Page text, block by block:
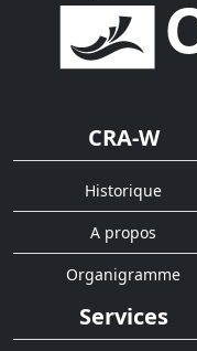
CRA-W
Historique
A propos
Organigramme
Services